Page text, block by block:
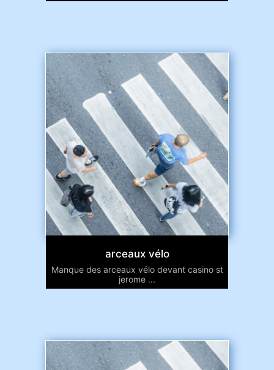
arceaux vélo
Manque des arceaux vélo devant casino st
jerome ...